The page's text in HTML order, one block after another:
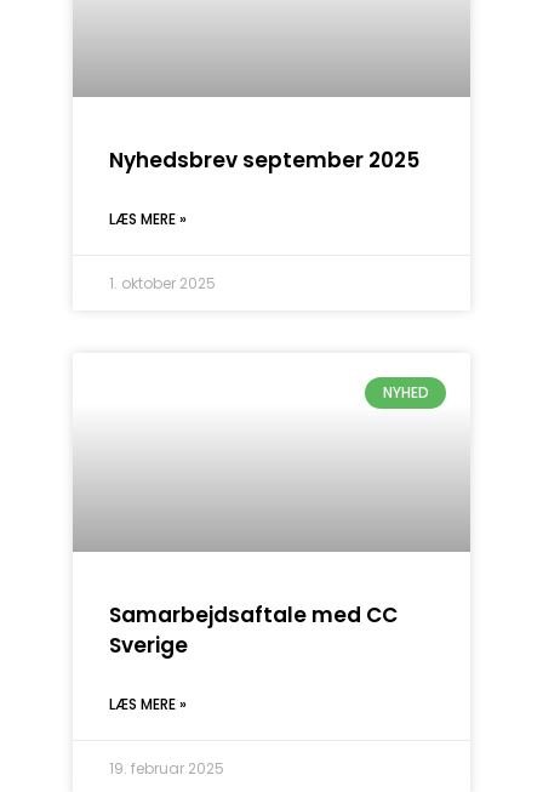
Nyhedsbrev september 2025
LÆS MERE »
1. oktober 2025
NYHED
Samarbejdsaftale med CC
Sverige
LÆS MERE »
19. februar 2025